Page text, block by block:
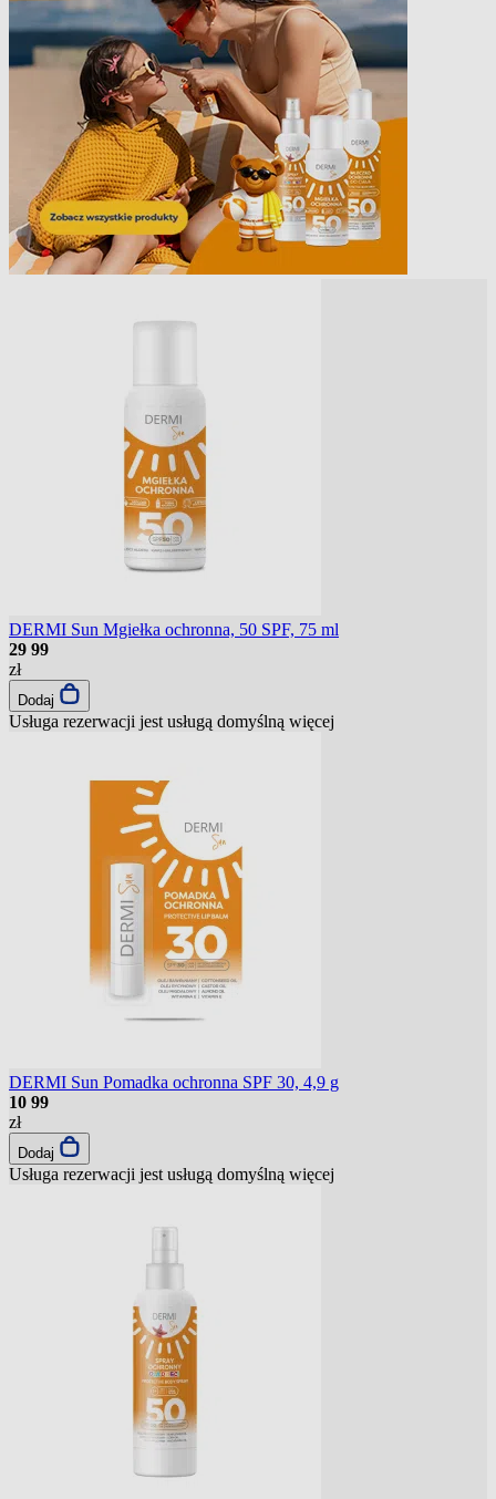
DERMI Sun Mgiełka ochronna, 50 SPF, 75 ml
29 99
zł
Dodaj
Usługa rezerwacji jest usługą domyślną więcej
DERMI Sun Pomadka ochronna SPF 30, 4,9 g
10 99
zł
Dodaj
Usługa rezerwacji jest usługą domyślną więcej